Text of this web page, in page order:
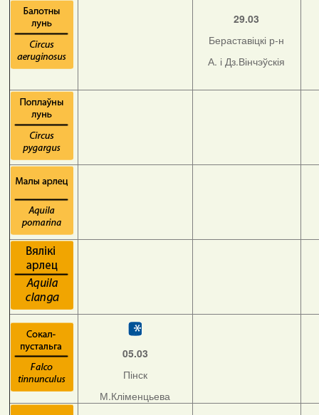
29.03
Бераставіцкі р-н
А. і Дз.Вінчэўскія
05.03
Пінск
М.Кліменцьева